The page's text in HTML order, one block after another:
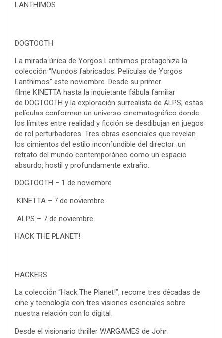
LANTHIMOS
DOGTOOTH
La mirada única de Yorgos Lanthimos protagoniza la
colección “Mundos fabricados: Películas de Yorgos
Lanthimos” este noviembre. Desde su primer
filme KINETTA hasta la inquietante fábula familiar
de DOGTOOTH y la exploración surrealista de ALPS, estas
películas conforman un universo cinematográfico donde
los límites entre realidad y ficción se desdibujan en juegos
de rol perturbadores. Tres obras esenciales que revelan
los cimientos del estilo inconfundible del director: un
retrato del mundo contemporáneo como un espacio
absurdo, hostil y profundamente extraño.
DOGTOOTH – 1 de noviembre
KINETTA – 7 de noviembre
ALPS – 7 de noviembre
HACK THE PLANET!
HACKERS
La colección “Hack The Planet!”, recorre tres décadas de
cine y tecnología con tres visiones esenciales sobre
nuestra relación con lo digital.
Desde el visionario thriller WARGAMES de John